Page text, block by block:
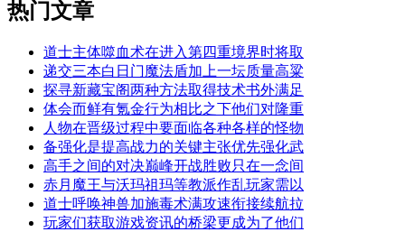
热门文章
道士主体噬血术在进入第四重境界时将取
递交三本白日门魔法盾加上一坛质量高粱
探寻新藏宝阁两种方法取得技术书外满足
体会而鲜有氪金行为相比之下他们对隆重
人物在晋级过程中要面临各种各样的怪物
备强化是提高战力的关键主张优先强化武
高手之间的对决巅峰开战胜败只在一念间
赤月魔王与沃玛祖玛等教派作乱玩家需以
道士呼唤神兽加施毒术满攻速衔接续航拉
玩家们获取游戏资讯的桥梁更成为了他们